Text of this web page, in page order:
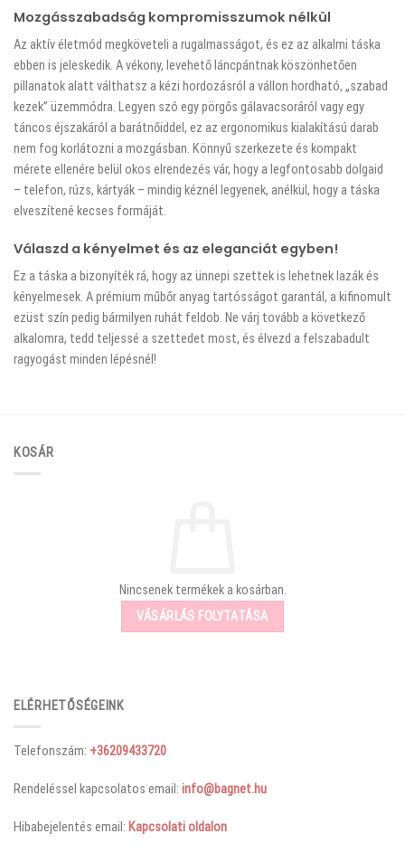
Mozgásszabadság kompromisszumok nélkül
Az aktív életmód megköveteli a rugalmasságot, és ez az alkalmi táska
ebben is jeleskedik. A vékony, levehető láncpántnak köszönhetően
pillanatok alatt válthatsz a kézi hordozásról a vállon hordható, „szabad
kezek” üzemmódra. Legyen szó egy pörgős gálavacsoráról vagy egy
táncos éjszakáról a barátnőiddel, ez az ergonomikus kialakítású darab
nem fog korlátozni a mozgásban. Könnyű szerkezete és kompakt
mérete ellenére belül okos elrendezés vár, hogy a legfontosabb dolgaid
– telefon, rúzs, kártyák – mindig kéznél legyenek, anélkül, hogy a táska
elveszítené kecses formáját.
Válaszd a kényelmet és az eleganciát egyben!
Ez a táska a bizonyíték rá, hogy az ünnepi szettek is lehetnek lazák és
kényelmesek. A prémium műbőr anyag tartósságot garantál, a kifinomult
ezüst szín pedig bármilyen ruhát feldob. Ne várj tovább a következő
alkalomra, tedd teljessé a szettedet most, és élvezd a felszabadult
ragyogást minden lépésnél!
KOSÁR
Nincsenek termékek a kosárban.
VÁSÁRLÁS FOLYTATÁSA
ELÉRHETŐSÉGEINK
Telefonszám: +36209433720
Rendeléssel kapcsolatos email: info@bagnet.hu
Hibabejelentés email: Kapcsolati oldalon